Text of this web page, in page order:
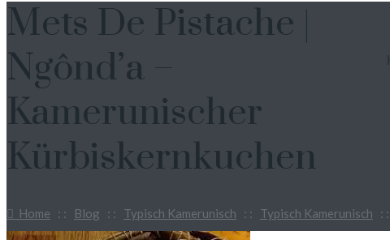
Mets De Pistache |
Ngônd’a –
Kamerunischer
Kürbiskernkuchen
Home : : Blog : : Typisch Kamerunisch : : Typisch Kamerunisch : :